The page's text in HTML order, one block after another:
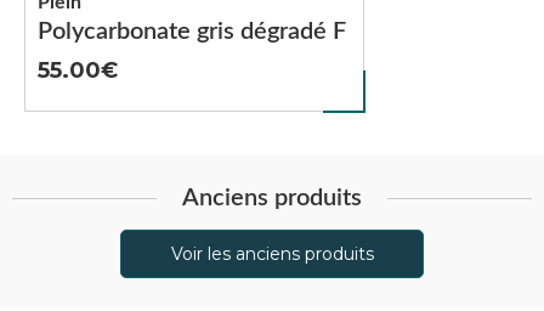
Polycarbonate gris dégradé F
55.00
Anciens produits
Voir les anciens produits